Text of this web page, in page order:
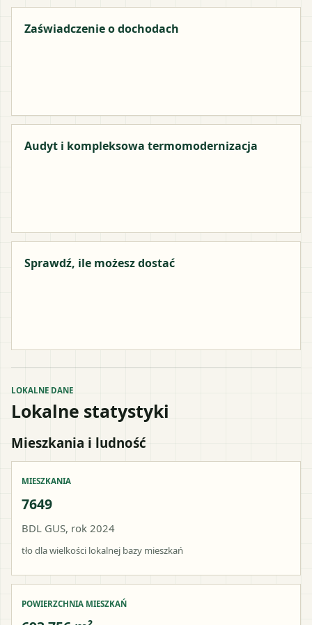
Zaświadczenie o dochodach
Audyt i kompleksowa termomodernizacja
Sprawdź, ile możesz dostać
LOKALNE DANE
Lokalne statystyki
Mieszkania i ludność
MIESZKANIA
7649
BDL GUS, rok 2024
tło dla wielkości lokalnej bazy mieszkań
POWIERZCHNIA MIESZKAŃ